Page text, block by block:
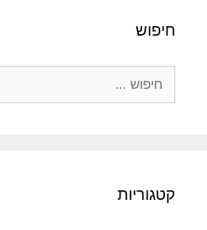
חיפוש
קטגוריות